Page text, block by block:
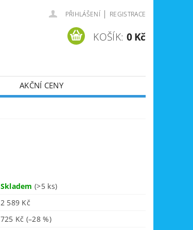
PŘIHLÁŠENÍ | REGISTRACE
KOŠÍK: 0 Kč
AKČNÍ CENY
Skladem(>5 ks)
2 589 Kč
725 Kč (–28 %)